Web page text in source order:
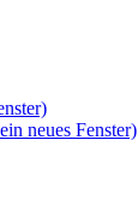
neues Fenster)